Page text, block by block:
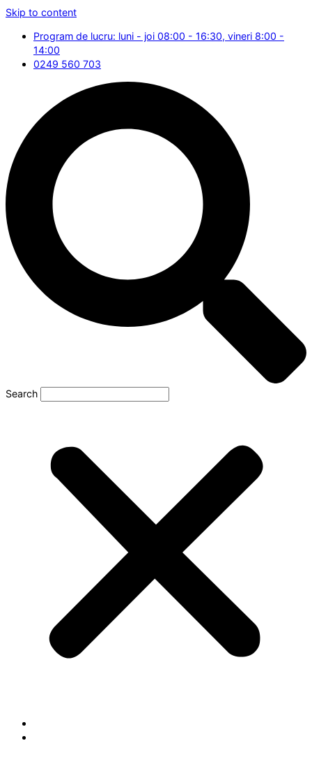
Skip to content
Program de lucru: luni - joi 08:00 - 16:30, vineri 8:00 -
14:00
0249 560 703
Search